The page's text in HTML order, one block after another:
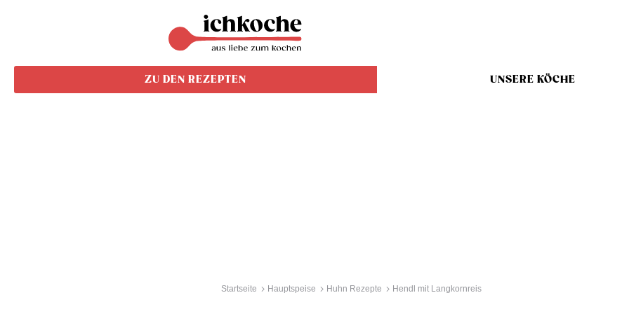
ZU DEN REZEPTEN UNSERE KÖCHE
Startseite Hauptspeise Huhn Rezepte Hendl mit Langkornreis